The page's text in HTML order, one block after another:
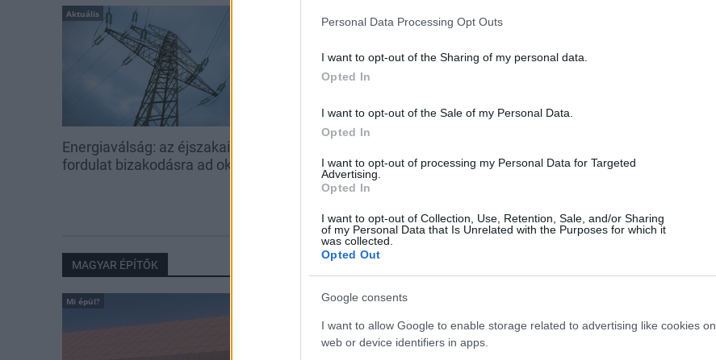
Personal Data Processing Opt Outs
I want to opt-out of the Sharing of my personal data.
Opted In
I want to opt-out of the Sale of my Personal Data.
Opted In
I want to opt-out of processing my Personal Data for Targeted
Advertising.
Opted In
I want to opt-out of Collection, Use, Retention, Sale, and/or Sharing
of my Personal Data that Is Unrelated with the Purposes for which it
was collected.
Opted Out
Google consents
I want to allow Google to enable storage related to advertising like cookies on
web or device identifiers in apps.
Aktuális
Energiaválság: az éjszakai
fordulat bizakodásra ad okot
kedden üzemben tartható az
utolsó turbina
hatása a környezetre, hogy a
MAGYAR ÉPÍTŐK
Mi épül?